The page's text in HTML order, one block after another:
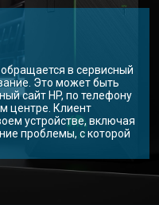
в сервисный
Это может быть
сайт HP, по телефону
центре. Клиент
устройстве, включая
проблемы, с которой